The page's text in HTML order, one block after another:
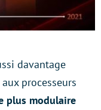
davantage
processeurs
plus modulaire